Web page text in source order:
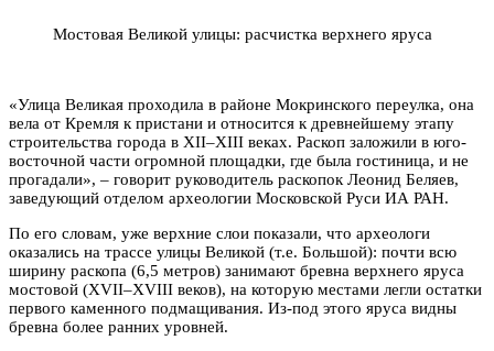
Мостовая Великой улицы: расчистка верхнего яруса
«Улица Великая проходила в районе Мокринского переулка, она
вела от Кремля к пристани и относится к древнейшему этапу
строительства города в XII–XIII веках. Раскоп заложили в юго-
восточной части огромной площадки, где была гостиница, и не
прогадали», – говорит руководитель раскопок Леонид Беляев,
заведующий отделом археологии Московской Руси ИА РАН.
По его словам, уже верхние слои показали, что археологи
оказались на трассе улицы Великой (т.е. Большой): почти всю
ширину раскопа (6,5 метров) занимают бревна верхнего яруса
мостовой (XVII–XVIII веков), на которую местами легли остатки
первого каменного подмащивания. Из-под этого яруса видны
бревна более ранних уровней.